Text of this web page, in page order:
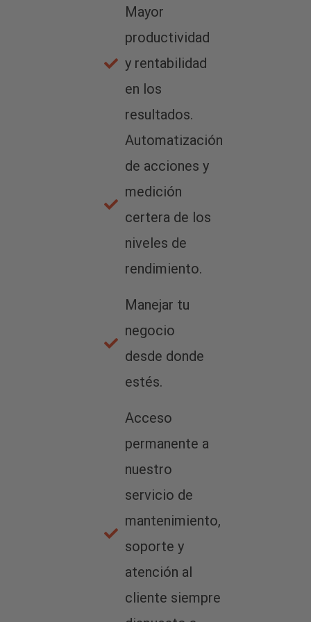
Mayor
productividad
y rentabilidad
en los
resultados.
Automatización
de acciones y
medición
certera de los
niveles de
rendimiento.
Manejar tu
negocio
desde donde
estés.
Acceso
permanente a
nuestro
servicio de
mantenimiento,
soporte y
atención al
cliente siempre